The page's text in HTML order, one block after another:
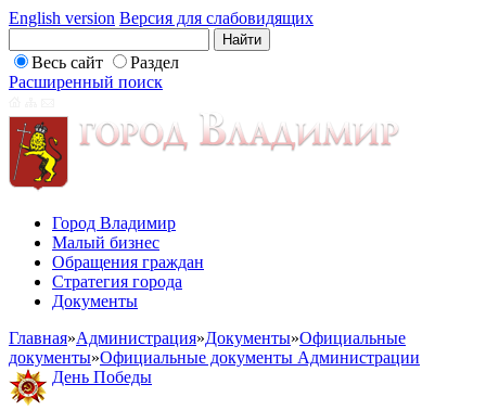
English version Версия для слабовидящих
Весь сайт
Раздел
Расширенный поиск
Город Владимир
Малый бизнес
Обращения граждан
Стратегия города
Документы
Главная»Администрация»Документы»Официальные
документы»Официальные документы Администрации
День Победы